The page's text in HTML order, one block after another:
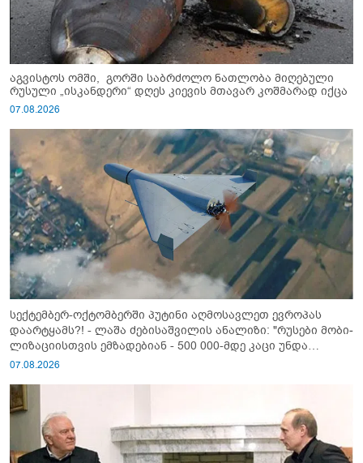
აგვისტოს ომში, გორში საბრძოლო ნათლობა მიღებული
რუსული „ისკანდერი“ დღეს კიევის მთავარ კოშმარად იქცა
07.08.2026
სექტემბერ-ოქტომბერში პუტინი აღმოსავლეთ ევროპას
დაარტყამს?! - ლაშა ძებისაშვილის ანალიზი: "რუსები მობი­
ლიზაციისთვის ემზადებიან - 500 000-მდე კაცი უნდა
გაიწვიონ ომში"
07.08.2026